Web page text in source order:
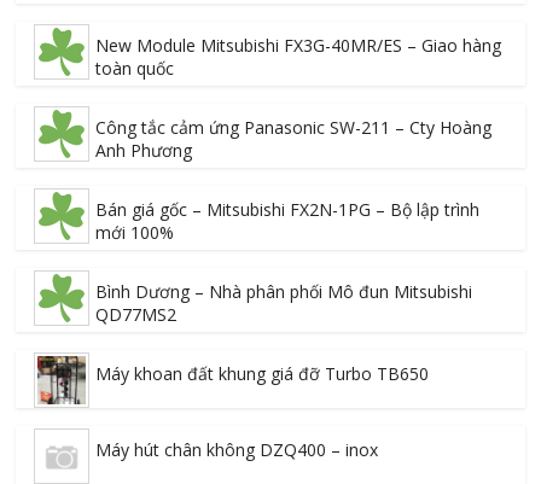
New Module Mitsubishi FX3G-40MR/ES – Giao hàng
toàn quốc
Công tắc cảm ứng Panasonic SW-211 – Cty Hoàng
Anh Phương
Bán giá gốc – Mitsubishi FX2N-1PG – Bộ lập trình
mới 100%
Bình Dương – Nhà phân phối Mô đun Mitsubishi
QD77MS2
Máy khoan đất khung giá đỡ Turbo TB650
Máy hút chân không DZQ400 – inox